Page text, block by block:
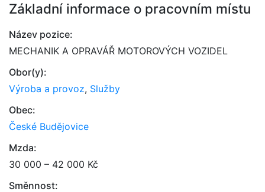
Základní informace o pracovním místu
Název pozice:
MECHANIK A OPRAVÁŘ MOTOROVÝCH VOZIDEL
Obor(y):
Výroba a provoz, Služby
Obec:
České Budějovice
Mzda:
30 000 – 42 000 Kč
Směnnost: